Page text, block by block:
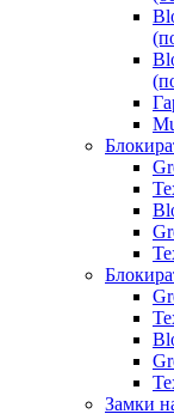
Замки